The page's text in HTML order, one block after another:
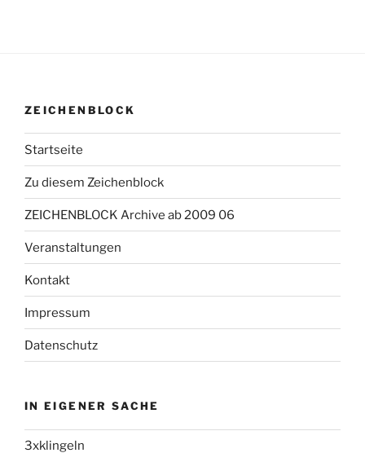
ZEICHENBLOCK
Startseite
Zu diesem Zeichenblock
ZEICHENBLOCK Archive ab 2009 06
Veranstaltungen
Kontakt
Impressum
Datenschutz
IN EIGENER SACHE
3xklingeln